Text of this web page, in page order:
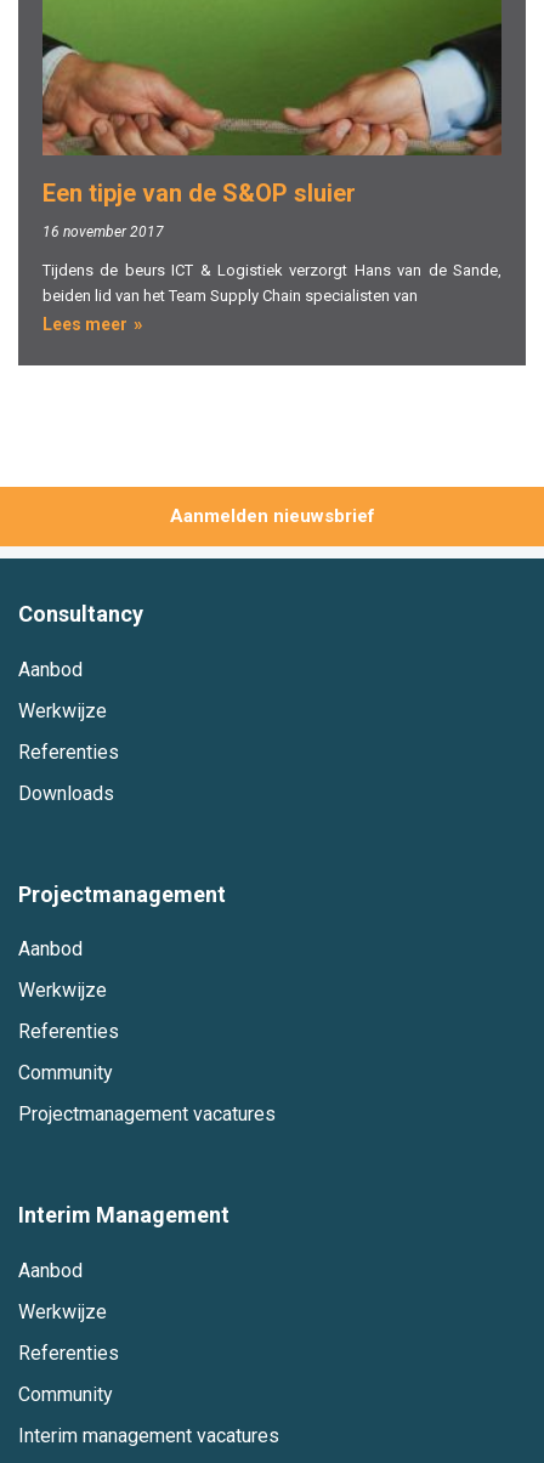
Een tipje van de S&OP sluier
16 november 2017
Tijdens de beurs ICT & Logistiek verzorgt Hans van de Sande,
beiden lid van het Team Supply Chain specialisten van
Lees meer
Aanmelden
Consultancy
Aanbod
Werkwijze
Referenties
Downloads
Projectmanagement
Aanbod
Werkwijze
Referenties
Community
Projectmanagement vacatures
Interim Management
Aanbod
Werkwijze
Referenties
Community
Interim management vacatures